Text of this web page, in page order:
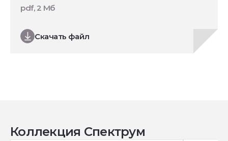
Скачать файл
pdf, 2 Мб
Коллекция Спектрум